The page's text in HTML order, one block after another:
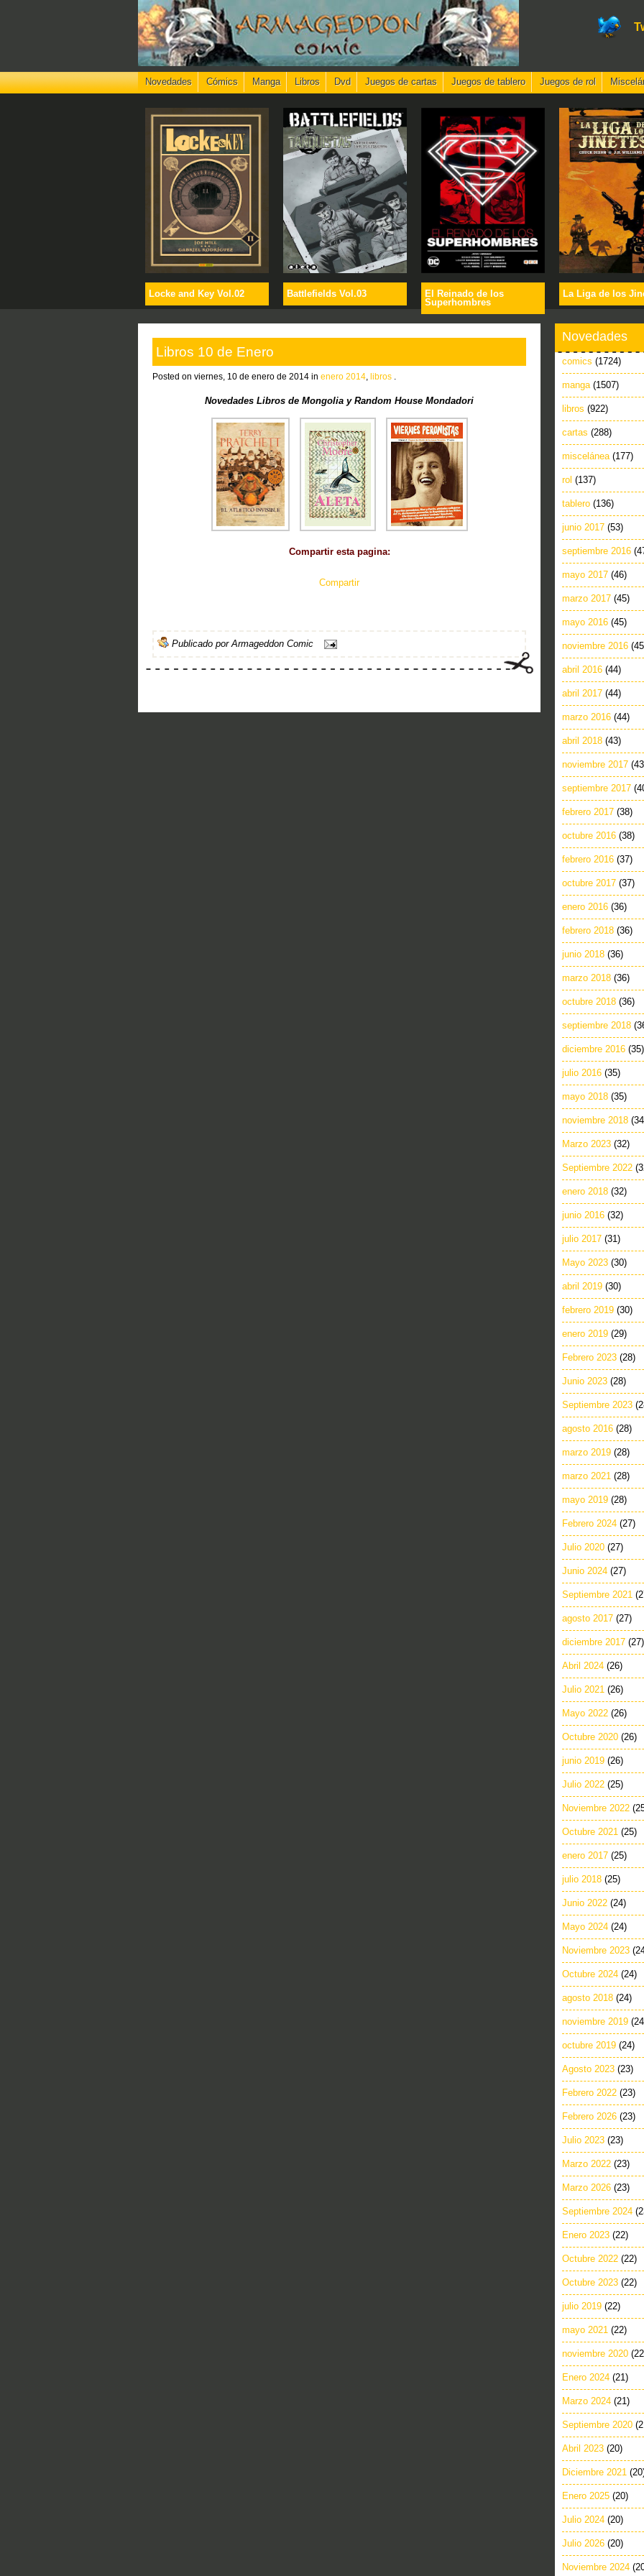
Novedades Cómics Manga Libros Dvd Juegos de cartas Juegos de tablero Juegos de rol
Locke and Key Vol.02 Battlefields Vol.03
El Reinado de los
Superhombres
La Liga de los
Libros 10 de Enero
Posted on viernes, 10 de enero de 2014 in enero 2014 libros
Novedades Libros de Mongolia y Random House Mondadori
Compartir esta pagina:
Compartir
Publicado porArmageddon Comic
Novedades
comics (1724)
manga (1507)
libros (922)
cartas (288)
miscelánea (177)
rol (137)
tablero (136)
junio 2017 (53)
septiembre 2016
mayo 2017 (46)
marzo 2017 (45)
mayo 2016 (45)
noviembre 2016
abril 2016 (44)
abril 2017 (44)
marzo 2016 (44)
abril 2018 (43)
noviembre 2017
septiembre 2017
febrero 2017 (38)
octubre 2016 (38)
febrero 2016 (37)
octubre 2017 (37)
enero 2016 (36)
febrero 2018 (36)
junio 2018 (36)
marzo 2018 (36)
octubre 2018 (36)
septiembre 2018
diciembre 2016 (35)
julio 2016 (35)
mayo 2018 (35)
noviembre 2018
Marzo 2023 (32)
Septiembre 2022
enero 2018 (32)
junio 2016 (32)
julio 2017 (31)
Mayo 2023 (30)
abril 2019 (30)
febrero 2019 (30)
enero 2019 (29)
Febrero 2023 (28)
Junio 2023 (28)
Septiembre 2023
agosto 2016 (28)
marzo 2019 (28)
marzo 2021 (28)
mayo 2019 (28)
Febrero 2024 (27)
Julio 2020 (27)
Junio 2024 (27)
Septiembre 2021
agosto 2017 (27)
diciembre 2017 (27)
Abril 2024 (26)
Julio 2021 (26)
Mayo 2022 (26)
Octubre 2020 (26)
junio 2019 (26)
Julio 2022 (25)
Noviembre 2022
Octubre 2021 (25)
enero 2017 (25)
julio 2018 (25)
Junio 2022 (24)
Mayo 2024 (24)
Noviembre 2023
Octubre 2024 (24)
agosto 2018 (24)
noviembre 2019
octubre 2019 (24)
Agosto 2023 (23)
Febrero 2022 (23)
Febrero 2026 (23)
Julio 2023 (23)
Marzo 2022 (23)
Marzo 2026 (23)
Septiembre 2024
Enero 2023 (22)
Octubre 2022 (22)
Octubre 2023 (22)
julio 2019 (22)
mayo 2021 (22)
noviembre 2020
Enero 2024 (21)
Marzo 2024 (21)
Septiembre 2020
Abril 2023 (20)
Diciembre 2021
Enero 2025 (20)
Julio 2024 (20)
Julio 2026 (20)
Noviembre 2024